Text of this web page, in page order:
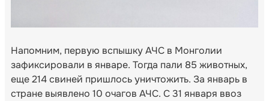
Напомним, первую вспышку АЧС в Монголии
зафиксировали в январе. Тогда пали 85 животных,
еще 214 свиней пришлось уничтожить. За январь в
стране выявлено 10 очагов АЧС. С 31 января ввоз